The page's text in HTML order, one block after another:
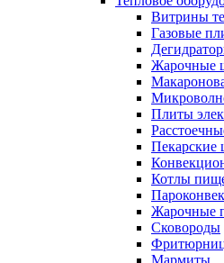
Витрины
Газовые
Жарочные
Плиты
Котлы
Жарочные
Сковороды
Мармиты